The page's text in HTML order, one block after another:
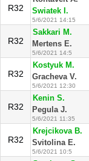
R32
Swiatek I.
5/6/2021 14:15
R32
Sakkari M.
Mertens E.
5/6/2021 14:5
R32
Kostyuk M.
Gracheva V.
5/6/2021 12:30
R32
Kenin S.
Pegula J.
5/6/2021 11:35
R32
Krejcikova B.
Svitolina E.
5/6/2021 10:5